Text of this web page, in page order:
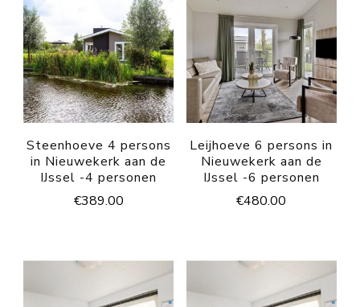
Steenhoeve 4 persons
in Nieuwekerk aan de
IJssel -4 personen
€389.00
Leijhoeve 6 persons in
Nieuwekerk aan de
IJssel -6 personen
€480.00